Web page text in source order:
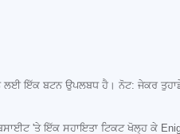
ਲਈ ਇੱਕ ਬਟਨ ਉਪਲਬਧ ਹੈ। ਨੋਟ: ਜੇਕਰ
'ਤੇ ਇੱਕ ਸਹਾਇਤਾ ਟਿਕਟ ਖੋਲ੍ਹ ਕੇ